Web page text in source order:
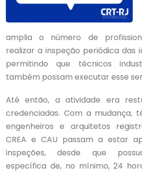
amplia o número de
realizar a inspeção periódica das
permitindo que técnicos
também possam executar esse
Até então, a atividade era
credenciadas. Com a mudança,
engenheiros e arquitetos
CREA e CAU passam a estar
inspeções, desde que
específica de, no mínimo, 24